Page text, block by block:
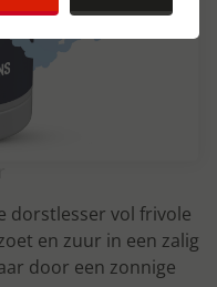
dorstlesser vol frivole
en zuur in een zalig
door een zonnige